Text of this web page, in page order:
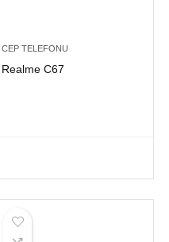
CEP TELEFONU
Realme C67